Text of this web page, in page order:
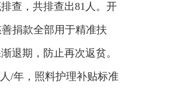
查，共排查出81人。开
捐款全部用于精准扶
退期，防止再次返贫。
/年，照料护理补贴标准